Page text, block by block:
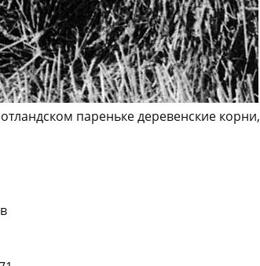
пареньке деревенские корни,